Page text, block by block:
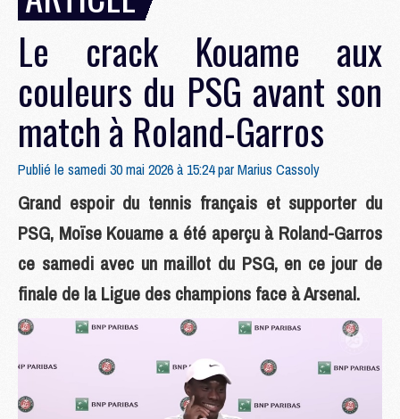
Le crack Kouame aux
couleurs du PSG avant son
match à Roland-Garros
Publié le samedi 30 mai 2026 à 15:24 parMarius Cassoly
Grand espoir du tennis français et supporter du
PSG, Moïse Kouame a été aperçu à Roland-Garros
ce samedi avec un maillot du PSG, en ce jour de
finale de la Ligue des champions face à Arsenal.